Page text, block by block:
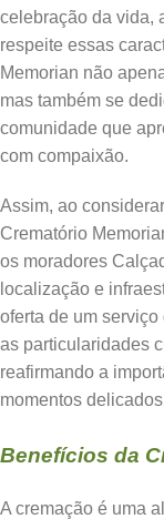
celebração da vida,
respeite essas
Memorian não
mas também se
comunidade que
com compaixão.
Assim, ao
Crematório
os moradores
localização e
oferta de um
as particularidades
reafirmando a
momentos
Benefícios da
A cremação é uma